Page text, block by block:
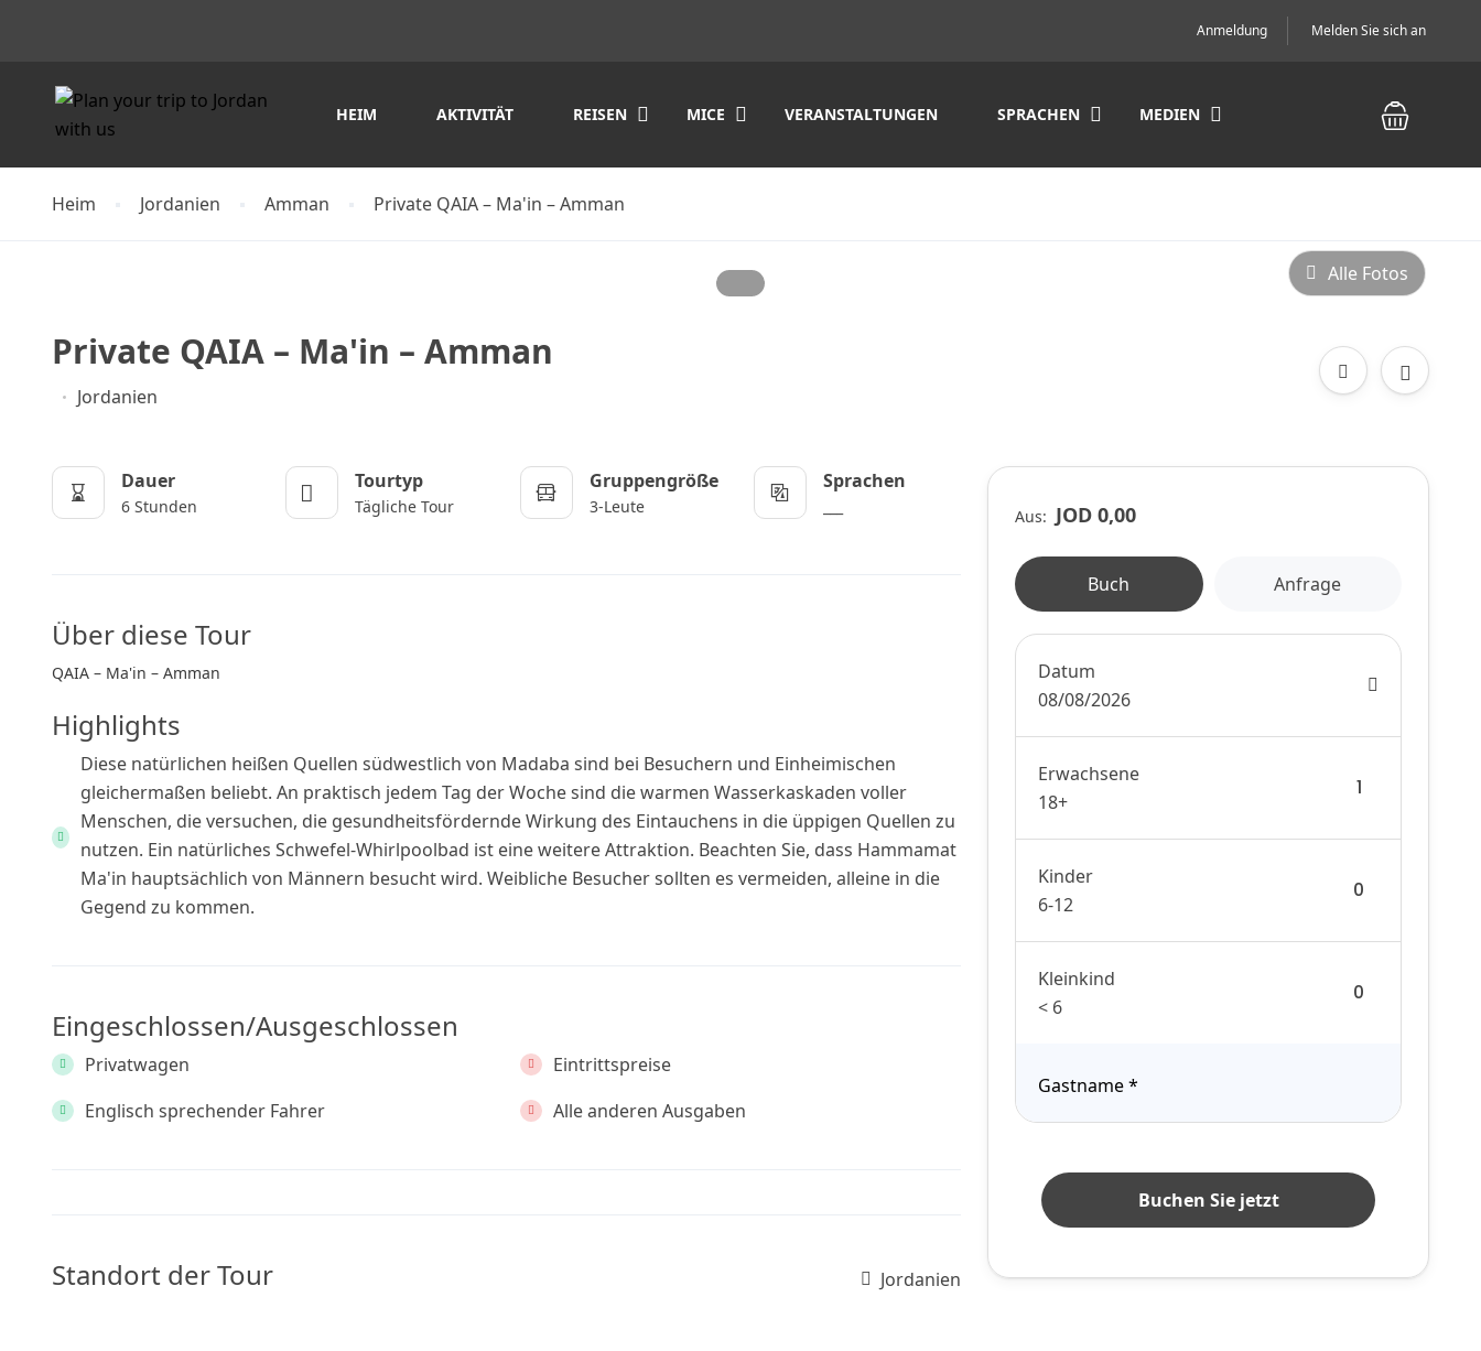
Anmeldung Melden Sie sich an
HEIM AKTIVITÄT REISEN MICE VERANSTALTUNGEN SPRACHEN MEDIEN
Heim Jordanien Amman Private QAIA – Ma'in – Amman
Alle Fotos
Private QAIA – Ma'in – Amman
Jordanien
Dauer
6 Stunden
Tourtyp
Tägliche Tour
Gruppengröße
3-Leute
Sprachen
Über diese Tour
QAIA – Ma'in – Amman
Highlights
Diese natürlichen heißen Quellen südwestlich von Madaba sind bei Besuchern und Einheimischen
gleichermaßen beliebt. An praktisch jedem Tag der Woche sind die warmen Wasserkaskaden voller
Menschen, die versuchen, die gesundheitsfördernde Wirkung des Eintauchens in die üppigen Quellen zu
nutzen. Ein natürliches Schwefel-Whirlpoolbad ist eine weitere Attraktion. Beachten Sie, dass Hammamat
Ma'in hauptsächlich von Männern besucht wird. Weibliche Besucher sollten es vermeiden, alleine in die
Gegend zu kommen.
Eingeschlossen/Ausgeschlossen
Privatwagen
Englisch sprechender Fahrer
Eintrittspreise
Alle anderen Ausgaben
Standort der Tour Jordanien
Aus: JOD 0,00
Buch Anfrage
Datum
08/08/2026
Erwachsene
18+
Kinder
6-12
Kleinkind
< 6
Gastname*
Buchen Sie jetzt